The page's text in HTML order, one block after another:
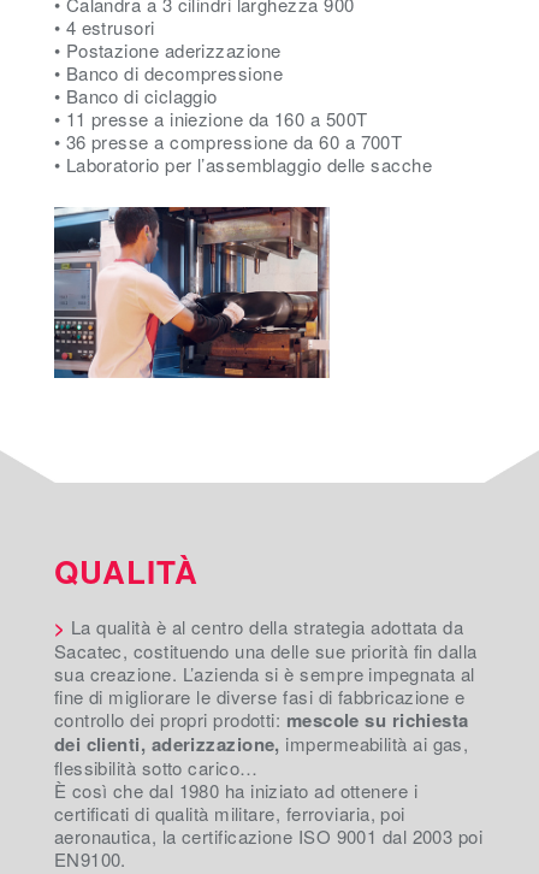
• 4 estrusori
• Postazione aderizzazione
• Banco di decompressione
• Banco di ciclaggio
• 11 presse a iniezione da 160 a 500T
• 36 presse a compressione da 60 a 700T
• Laboratorio per l’assemblaggio delle sacche
QUALITÀ
> La qualità è al centro della strategia adottata da
Sacatec, costituendo una delle sue priorità fin dalla
sua creazione. L’azienda si è sempre impegnata al
fine di migliorare le diverse fasi di fabbricazione e
controllo dei propri prodotti: mescole su richiesta
dei clienti, aderizzazione, impermeabilità ai gas,
flessibilità sotto carico…
È così che dal 1980 ha iniziato ad ottenere i
certificati di qualità militare, ferroviaria, poi
aeronautica, la certificazione ISO 9001 dal 2003 poi
EN9100.